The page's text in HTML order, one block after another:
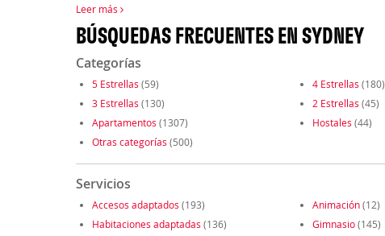
Leer más
BÚSQUEDAS FRECUENTES EN SYDNEY
Categorías
5 Estrellas (59) 4 Estrellas (180)
3 Estrellas (130) 2 Estrellas (45)
Apartamentos (1307) Hostales (44)
Otras categorías (500)
Servicios
Accesos adaptados (193) Animación(12)
Habitaciones adaptadas (136) Gimnasio(145)